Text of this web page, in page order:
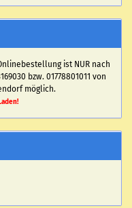
ist NUR nach
bzw. 01778801011 von
möglich.